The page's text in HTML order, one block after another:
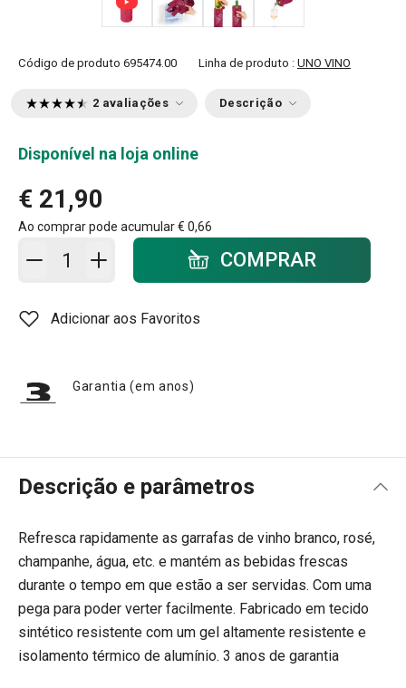
Código de produto 695474.00 Linha de produto : UNO VINO
2 avaliações Descrição
Disponível na loja online
€ 21,90
Ao comprar pode acumular€ 0,66
Adicionar ao carrinho - quantidadeCOMPRAR
Adicionar aos Favoritos
Garantia (em anos)
Descrição e parâmetros
Refresca rapidamente as garrafas de vinho branco, rosé,
champanhe, água, etc. e mantém as bebidas frescas
durante o tempo em que estão a ser servidas. Com uma
pega para poder verter facilmente. Fabricado em tecido
sintético resistente com um gel altamente resistente e
isolamento térmico de alumínio. 3 anos de garantia